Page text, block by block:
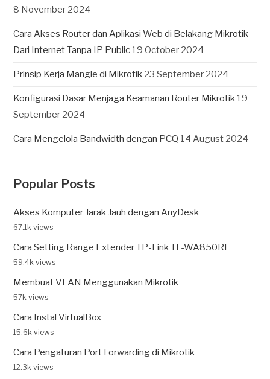
8 November 2024
Cara Akses Router dan Aplikasi Web di Belakang Mikrotik
Dari Internet Tanpa IP Public 19 October 2024
Prinsip Kerja Mangle di Mikrotik 23 September 2024
Konfigurasi Dasar Menjaga Keamanan Router Mikrotik 19
September 2024
Cara Mengelola Bandwidth dengan PCQ 14 August 2024
Popular Posts
Akses Komputer Jarak Jauh dengan AnyDesk
67.1k views
Cara Setting Range Extender TP-Link TL-WA850RE
59.4k views
Membuat VLAN Menggunakan Mikrotik
57k views
Cara Instal VirtualBox
15.6k views
Cara Pengaturan Port Forwarding di Mikrotik
12.3k views